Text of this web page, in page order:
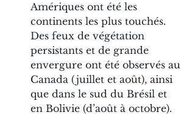
Amériques ont été les
continents les plus touchés.
Des feux de végétation
persistants et de grande
envergure ont été observés au
Canada (juillet et août), ainsi
que dans le sud du Brésil et
en Bolivie (d’août à octobre).